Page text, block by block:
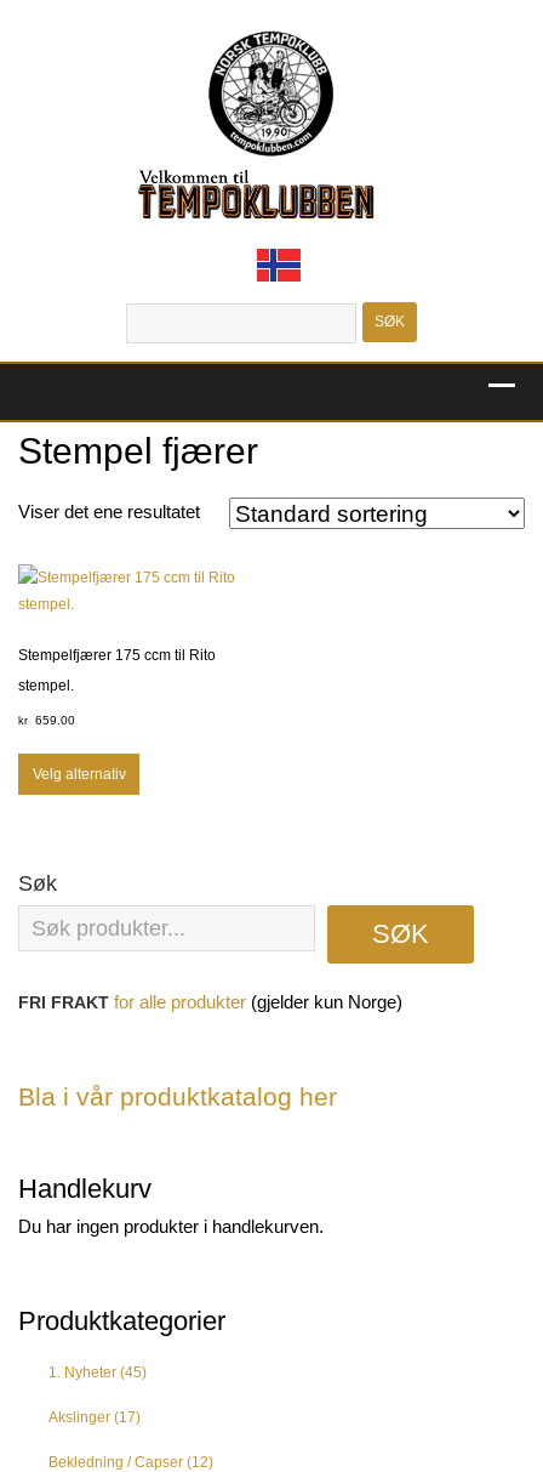
Stempel fjærer
Viser det ene resultatet
Stempelfjærer 175 ccm til Rito
stempel.
kr 659.00
Velg alternativ
Søk
SØK
FRI FRAKT for alle produkter (gjelder kun Norge)
Bla i vår produktkatalog her
Handlekurv
Du har ingen produkter i handlekurven.
Produktkategorier
1. Nyheter (45)
Akslinger (17)
Bekledning / Capser (12)